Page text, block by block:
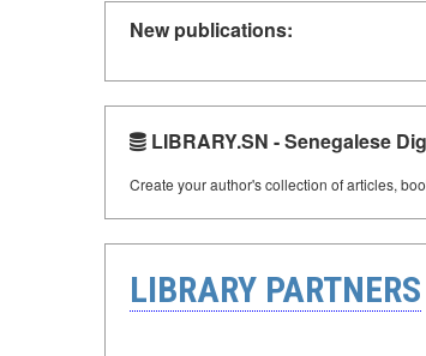
New publications:
LIBRARY.SN - Senegalese
Create your author's collection of articles,
LIBRARY PARTNERS